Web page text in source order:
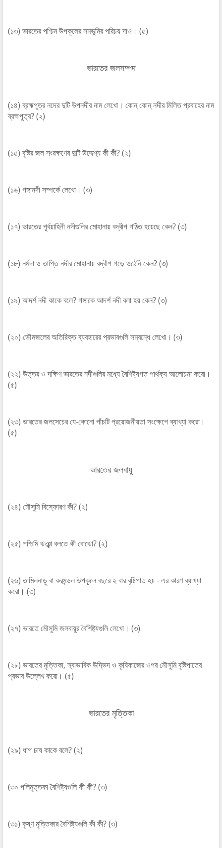
(১৩) ভারতের পশ্চিম উপকূলের সমভূমির পরিচয় দাও। (৫)
ভারতের জলসম্পদ
(১৪) ব্রহ্মপুত্র নদের দুটি উপনদীর নাম লেখো। কোন্‌ কোন্‌ নদীর মিলিত প্রবাহের নাম
ব্রহ্মপুত্র? (২)
(১৫) বৃষ্টির জল সংরক্ষণের দুটি উদ্দেশ্য কী কী? (২)
(১৬) গঙ্গানদী সম্পর্কে লেখো। (৩)
(১৭) ভারতের পূর্বয়াহিনী নদীগুলির মোহানায় বদ্বীপ গঠিত হয়েছে কেন? (৩)
(১৮) নর্মদা ও তাপ্তি নদীর মোহানায় বদ্বীপ গড়ে ওঠেনি কেন? (৩)
(১৯) আদর্শ নদী কাকে বলে? গঙ্গাকে আদর্শ নদী বলা হয় কেন? (৩)
(২০) ভৌমজলের অতিরিক্ত ব্যবহারের প্রভাবগুলি সম্বন্ধে লেখো। (৩)
(২২) উত্তর ও দক্ষিণ ভারতের নদীগুলির মধ্যে বৈশিষ্ট্যগত পার্থক্য আলোচনা করো।
(৫)
(২৩) ভারতের জলসেচের যে-কোনো পাঁচটি প্রয়োজনীয়তা সংক্ষেপে ব্যাখ্যা করো।
(৫)
ভারতের জলবায়ু
(২৪) মৌসুমি বিস্ফোরণ কী? (২)
(২৫) পশ্চিমি ঝঞ্ঝা বলতে কী বোঝো? (২)
(২৬) তামিলনাড়ু বা করমন্ডল উপকূলে বছরে ২ বার বৃষ্টিপাত হয় - এর কারণ ব্যাখ্যা
করো। (৩)
(২৭) ভারতে মৌসুমি জলবায়ুর বৈশিষ্ট্যগুলি লেখো। (৩)
(২৮) ভারতের মৃত্তিকা, স্বাভাবিক উদ্ভিদ ও কৃষিকাজের ওপর মৌসুমি বৃষ্টিপাতের
প্রভাব উল্লেখ করো। (৫)
ভারতের মৃত্তিকা
(২৯) ধাপ চাষ কাকে বলে? (২)
(৩০ পলিমৃত্তকা বৈশিষ্ট্যগুলি কী কী? (৩)
(৩১) কৃষ্ণ মৃত্তিকার বৈশিষ্ট্যগুলি কী কী? (৩)